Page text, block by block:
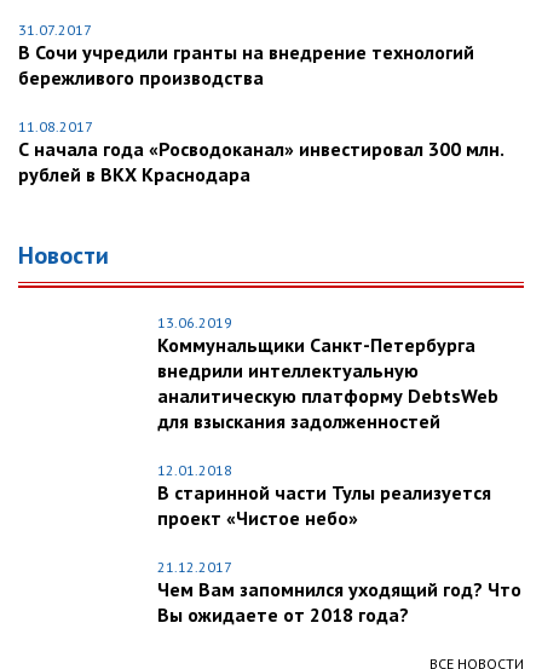
31.07.2017
В Сочи учредили гранты на внедрение технологий
бережливого производства
11.08.2017
С начала года «Росводоканал» инвестировал 300 млн.
рублей в ВКХ Краснодара
Новости
13.06.2019
Коммунальщики Санкт-Петербурга
внедрили интеллектуальную
аналитическую платформу DebtsWeb
для взыскания задолженностей
12.01.2018
В старинной части Тулы реализуется
проект «Чистое небо»
21.12.2017
Чем Вам запомнился уходящий год? Что
Вы ожидаете от 2018 года?
ВСЕ НОВОСТИ